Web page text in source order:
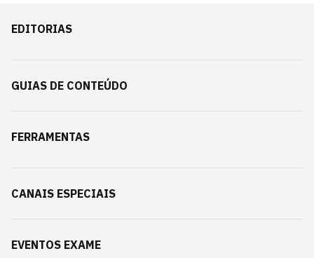
EDITORIAS
GUIAS DE CONTEÚDO
FERRAMENTAS
CANAIS ESPECIAIS
EVENTOS EXAME